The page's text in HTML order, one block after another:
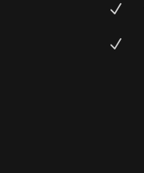
N
N